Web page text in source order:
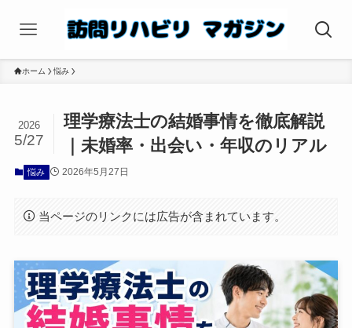
ホーム 悩み
理学療法士の結婚事情を徹底解説
｜未婚率・出会い・年収のリアル
2026
5/27
悩み 2026年5月27日
当ページのリンクには広告が含まれています。